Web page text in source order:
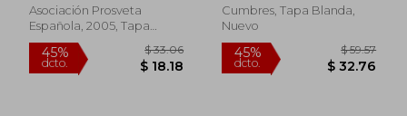
Asociación Prosveta
Española, 2005, Tapa
Blanda, Nuevo
Cumbres, Tapa Blanda,
Nuevo